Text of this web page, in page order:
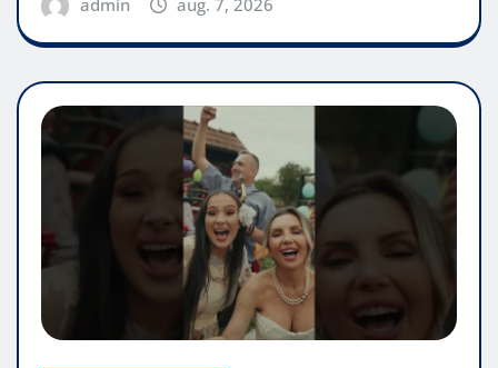
admin aug. 7, 2026